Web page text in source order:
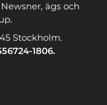
ägs och
Stockholm.
1806.